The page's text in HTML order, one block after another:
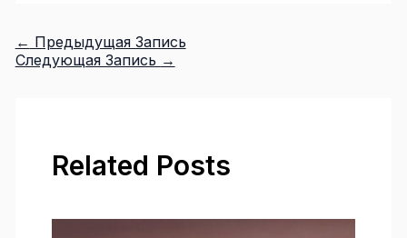
← Предыдущая Запись
Следующая Запись →
Related Posts